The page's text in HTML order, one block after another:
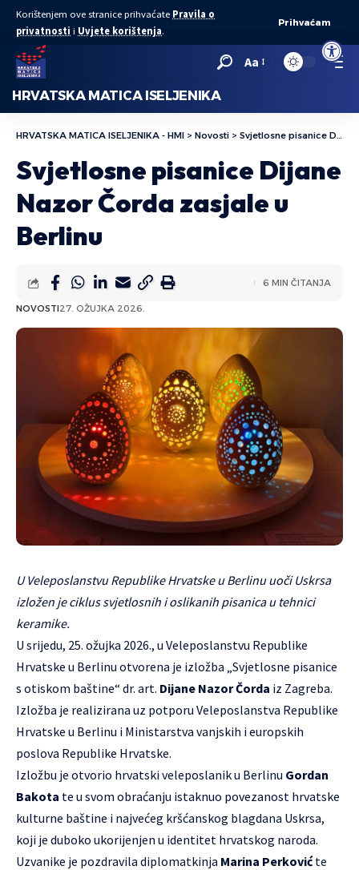
Open
Korištenjem ove stranice prihvaćate Pravila o
privatnosti i Uvjete korištenja.
Prihvaćam
Aa
HRVATSKA MATICA ISELJENIKA
HRVATSKA MATICA ISELJENIKA - HMI > Novosti > Svjetlosne pisanice Dijane Nazor Čorda zasjale u Berlinu
Svjetlosne pisanice Dijane
Nazor Čorda zasjale u
Berlinu
NOVOSTI27. OŽUJKA 2026.
6 MIN ČITANJA
U Veleposlanstvu Republike Hrvatske u Berlinu uoči Uskrsa
izložen je ciklus svjetlosnih i oslikanih pisanica u tehnici
keramike.
U srijedu, 25. ožujka 2026., u Veleposlanstvu Republike
Hrvatske u Berlinu otvorena je izložba „Svjetlosne pisanice
s otiskom baštine“ dr. art. Dijane Nazor Čorda iz Zagreba.
Izložba je realizirana uz potporu Veleposlanstva Republike
Hrvatske u Berlinu i Ministarstva vanjskih i europskih
poslova Republike Hrvatske.
Izložbu je otvorio hrvatski veleposlanik u Berlinu Gordan
Bakota te u svom obraćanju istaknuo povezanost hrvatske
kulturne baštine i najvećeg kršćanskog blagdana Uskrsa,
koji je duboko ukorijenjen u identitet hrvatskog naroda.
Uzvanike je pozdravila diplomatkinja Marina Perkovićte